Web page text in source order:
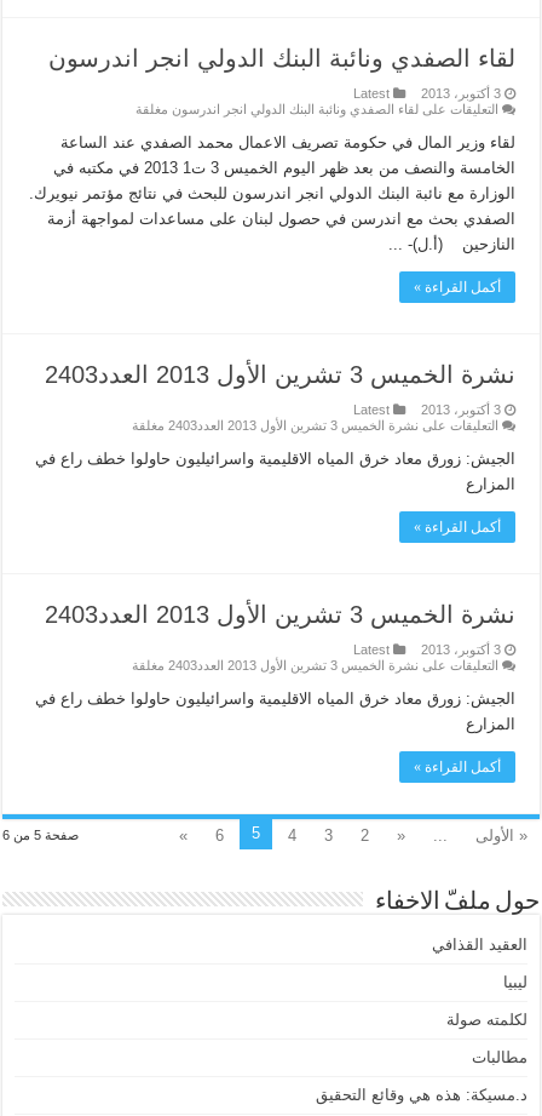
لقاء الصفدي ونائبة البنك الدولي انجر اندرسون
3 أكتوبر، 2013
Latest
التعليقات على لقاء الصفدي ونائبة البنك الدولي انجر اندرسون مغلقة
لقاء وزير المال في حكومة تصريف الاعمال محمد الصفدي عند الساعة
الخامسة والنصف من بعد ظهر اليوم الخميس 3 ت1 2013 في مكتبه في
الوزارة مع نائبة البنك الدولي انجر اندرسون للبحث في نتائج مؤتمر نيويرك.
الصفدي بحث مع اندرسن في حصول لبنان على مساعدات لمواجهة أزمة
النازحين (أ.ل)- ...
أكمل القراءة »
نشرة الخميس 3 تشرين الأول 2013 العدد2403
3 أكتوبر، 2013
Latest
التعليقات على نشرة الخميس 3 تشرين الأول 2013 العدد2403 مغلقة
الجيش: زورق معاد خرق المياه الاقليمية واسرائيليون حاولوا خطف راع في
المزارع
أكمل القراءة »
نشرة الخميس 3 تشرين الأول 2013 العدد2403
3 أكتوبر، 2013
Latest
التعليقات على نشرة الخميس 3 تشرين الأول 2013 العدد2403 مغلقة
الجيش: زورق معاد خرق المياه الاقليمية واسرائيليون حاولوا خطف راع في
المزارع
أكمل القراءة »
صفحة 5 من 6 « الأولى ...
«
2
3
4
5
6
»
حول ملفّ الاخفاء
العقيد القذافي
ليبيا
لكلمته صولة
مطالبات
د.مسيكة: هذه هي وقائع التحقيق